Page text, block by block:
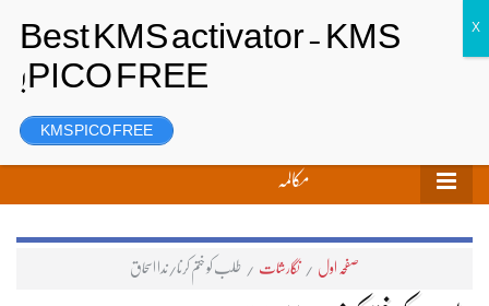
رجسٹر
مکالمہ
صفحہ اول / نگارشات / طلب کو ختم کرنا/ندا اسحاق
KMS PICO FREE